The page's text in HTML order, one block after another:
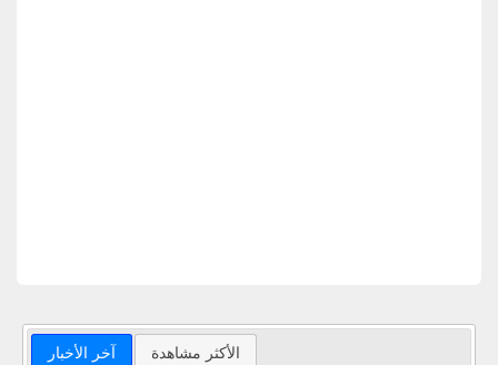
آخر الأخبار الأكثر مشاهدة